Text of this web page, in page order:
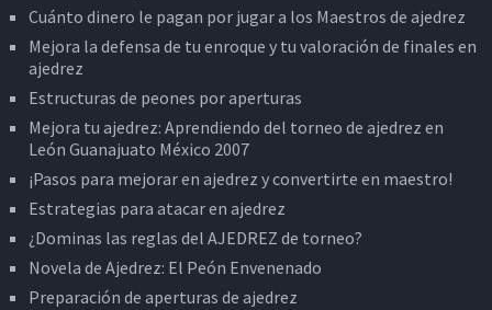
Cuánto dinero le pagan por jugar a los Maestros de ajedrez
Mejora la defensa de tu enroque y tu valoración de finales en
ajedrez
Estructuras de peones por aperturas
Mejora tu ajedrez: Aprendiendo del torneo de ajedrez en
León Guanajuato México 2007
¡Pasos para mejorar en ajedrez y convertirte en maestro!
Estrategias para atacar en ajedrez
¿Dominas las reglas del AJEDREZ de torneo?
Novela de Ajedrez: El Peón Envenenado
Preparación de aperturas de ajedrez